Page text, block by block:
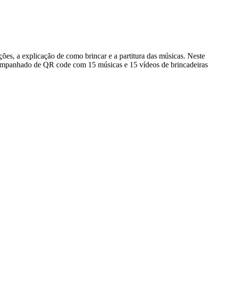
a explicação de como brincar e a partitura das músicas. Neste
de QR code com 15 músicas e 15 vídeos de brincadeiras